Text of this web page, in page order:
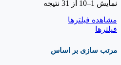
نمایش 1–10 از 31 نتیجه
مشاهده فیلترها
فیلترها
مرتب سازی بر اساس